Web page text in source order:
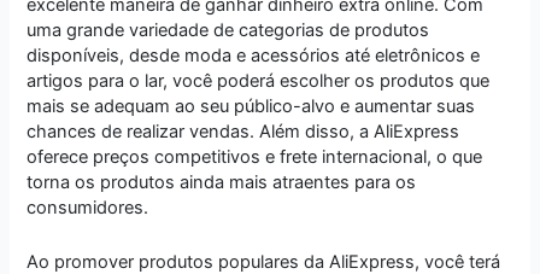
excelente maneira de ganhar dinheiro extra online. Com
uma grande variedade de categorias de produtos
disponíveis, desde moda e acessórios até eletrônicos e
artigos para o lar, você poderá escolher os produtos que
mais se adequam ao seu público-alvo e aumentar suas
chances de realizar vendas. Além disso, a AliExpress
oferece preços competitivos e frete internacional, o que
torna os produtos ainda mais atraentes para os
consumidores.
Ao promover produtos populares da AliExpress, você terá